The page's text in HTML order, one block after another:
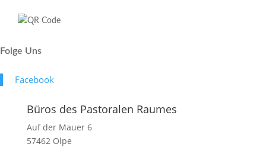
Folge Uns
Face­book
Büros des Pastoralen Raumes
Auf der Mauer 6
57462 Olpe